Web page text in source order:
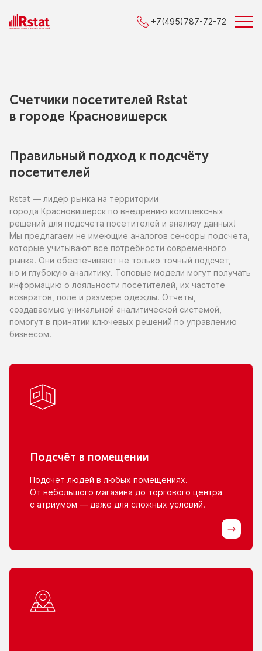
+7(495)787-72-72
Счетчики посетителей Rstat
в городe Красновишерск
Правильный подход к подсчёту
посетителей
Rstat — лидер рынка на территории
города Красновишерск по внедрению комплексных
решений для подсчета посетителей и анализу данных!
Мы предлагаем не имеющие аналогов сенсоры подсчета,
которые учитывают все потребности современного
рынка. Они обеспечивают не только точный подсчет,
но и глубокую аналитику. Топовые модели могут получать
информацию о лояльности посетителей, их частоте
возвратов, поле и размере одежды. Отчеты,
создаваемые уникальной аналитической системой,
помогут в принятии ключевых решений по управлению
бизнесом.
Подсчёт в помещении
Подсчёт людей в любых помещениях.
От небольшого магазина до торгового центра
с атриумом — даже для сложных условий.